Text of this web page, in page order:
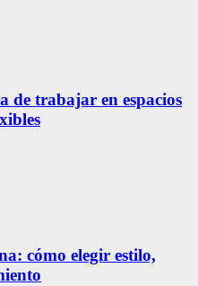
de trabajar en espacios
cómo elegir estilo,